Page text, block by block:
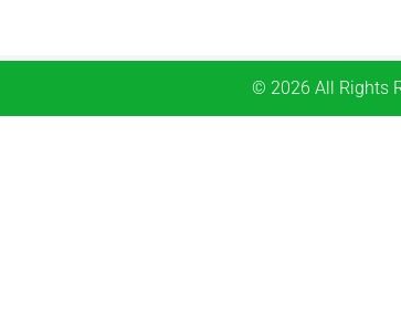
© 2026 All Rights